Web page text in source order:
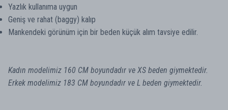
Yazlık kullanıma uygun
Geniş ve rahat (baggy) kalıp
Mankendeki görünüm için bir beden küçük alım tavsiye edilir.
Kadın modelimiz 160 CM boyundadır ve XS beden giymektedir.
Erkek modelimiz 183 CM boyundadır ve L beden giymektedir.